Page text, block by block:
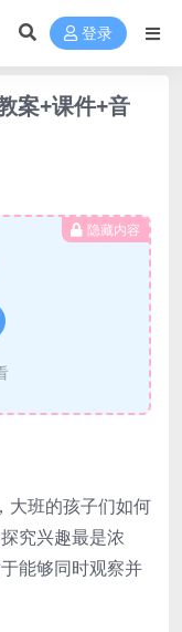
登录
案+课件+音
隐藏内容
大班的孩子们如何
究兴趣最是浓
能够同时观察并